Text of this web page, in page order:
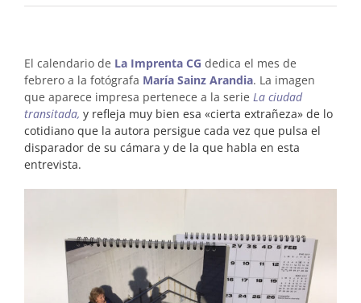
El calendario de La Imprenta CG dedica el mes de
febrero a la fotógrafa María Sainz Arandia. La imagen
que aparece impresa pertenece a la serie La ciudad
transitada, y refleja muy bien esa «cierta extrañeza» de lo
cotidiano que la autora persigue cada vez que pulsa el
disparador de su cámara y de la que habla en esta
entrevista.